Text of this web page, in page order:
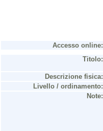
Accesso online:
Titolo:
Descrizione fisica:
Livello / ordinamento:
Note: